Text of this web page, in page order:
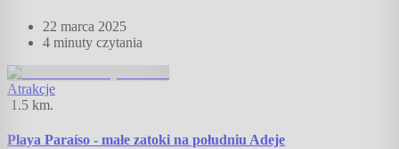
22 marca 2025
4 minuty czytania
Atrakcje
1.5 km.
Playa Paraíso - małe zatoki na południu Adeje